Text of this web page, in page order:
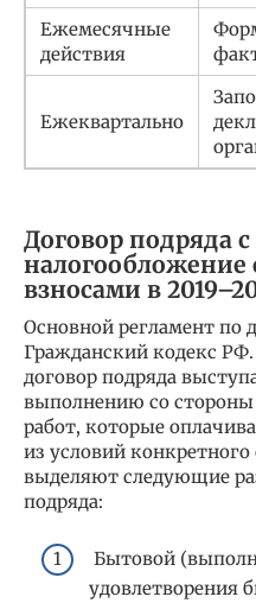
Ежемесячные
действия
Ежеквартально
Договор подряда
налогообложение
взносами в
Основной регламент по
Гражданский кодекс РФ.
договор подряда
выполнению со
работ, которые
из условий
выделяют следующие
подряда:
Бытовой
удовлетворения